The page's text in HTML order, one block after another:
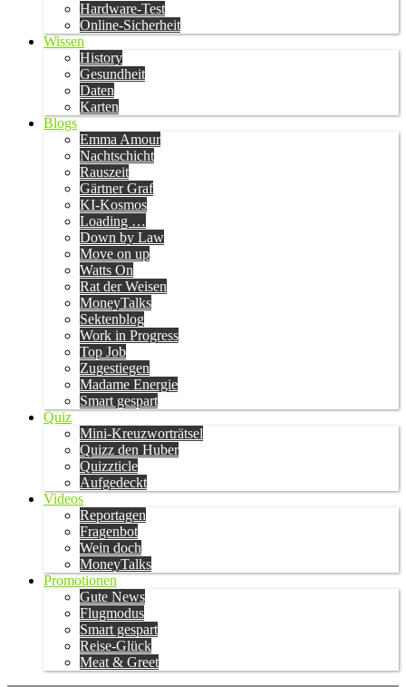
Hardware-Test
Online-Sicherheit
Wissen
History
Gesundheit
Daten
Karten
Blogs
Emma Amour
Nachtschicht
Rauszeit
Gärtner Graf
KI-Kosmos
Loading …
Down by Law
Move on up
Watts On
Rat der Weisen
MoneyTalks
Sektenblog
Work in Progress
Top Job
Zugestiegen
Madame Energie
Smart gespart
Quiz
Mini-Kreuzworträtsel
Quizz den Huber
Quizzticle
Aufgedeckt
Videos
Reportagen
Fragenbot
Wein doch
MoneyTalks
Promotionen
Gute News
Flugmodus
Smart gespart
Reise-Glück
Meat & Greet